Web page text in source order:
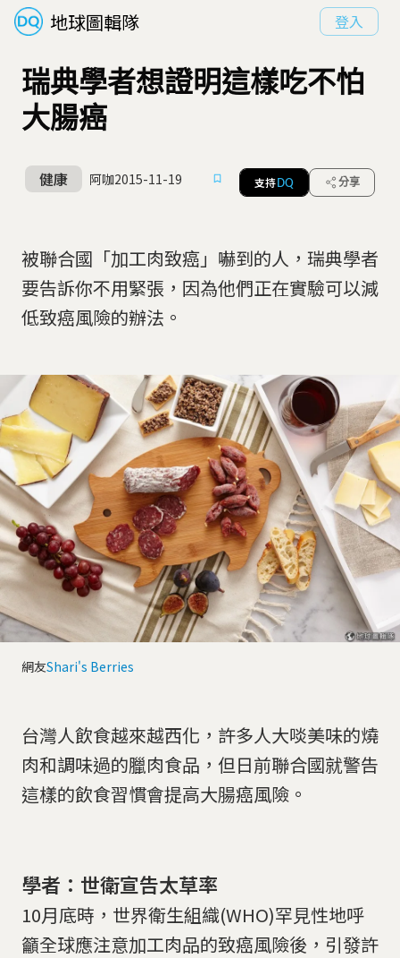
地球圖輯隊 登入
瑞典學者想證明這樣吃不怕
大腸癌
健康 阿咖2015-11-19 支持 DQ 分享
被聯合國「加工肉致癌」嚇到的人，瑞典學者
要告訴你不用緊張，因為他們正在實驗可以減
低致癌風險的辦法。
網友Shari's Berries
台灣人飲食越來越西化，許多人大啖美味的燒
肉和調味過的臘肉食品，但日前聯合國就警告
這樣的飲食習慣會提高大腸癌風險。
學者：世衛宣告太草率
10月底時，世界衛生組織(WHO)罕見性地呼
籲全球應注意加工肉品的致癌風險後，引發許